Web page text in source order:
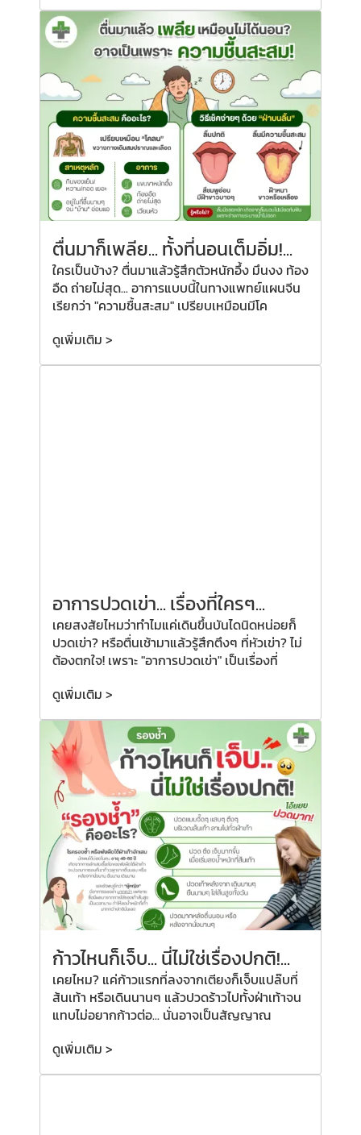
ตื่นมาก็เพลีย... ทั้งที่นอนเต็มอิ่ม!...
ใครเป็นบ้าง? ตื่นมาแล้วรู้สึกตัวหนักอึ้ง มึนงง ท้อง
อืด ถ่ายไม่สุด... อาการแบบนี้ในทางแพทย์แผนจีน
เรียกว่า "ความชื้นสะสม" เปรียบเหมือนมีโค
ดูเพิ่มเติม >
อาการปวดเข่า... เรื่องที่ใครๆ...
เคยสงสัยไหมว่าทำไมแค่เดินขึ้นบันไดนิดหน่อยก็
ปวดเข่า? หรือตื่นเช้ามาแล้วรู้สึกตึงๆ ที่หัวเข่า? ไม่
ต้องตกใจ! เพราะ "อาการปวดเข่า" เป็นเรื่องที่
ดูเพิ่มเติม >
ก้าวไหนก็เจ็บ... นี่ไม่ใช่เรื่องปกติ!...
เคยไหม? แค่ก้าวแรกที่ลงจากเตียงก็เจ็บแปล๊บที่
ส้นเท้า หรือเดินนานๆ แล้วปวดร้าวไปทั้งฝ่าเท้าจน
แทบไม่อยากก้าวต่อ... นั่นอาจเป็นสัญญาณ
ดูเพิ่มเติม >